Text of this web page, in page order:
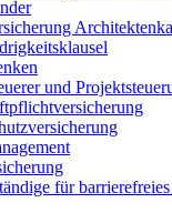
und
für